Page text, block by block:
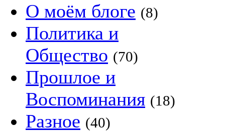
О моём блоге (8)
Политика и
Общество (70)
Прошлое и
Воспоминания (18)
Разное (40)